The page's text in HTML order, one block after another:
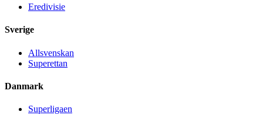
Eredivisie
Sverige
Allsvenskan
Superettan
Danmark
Superligaen